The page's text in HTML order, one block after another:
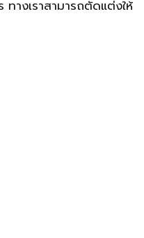
างเราสามารถตัดแต่งให้